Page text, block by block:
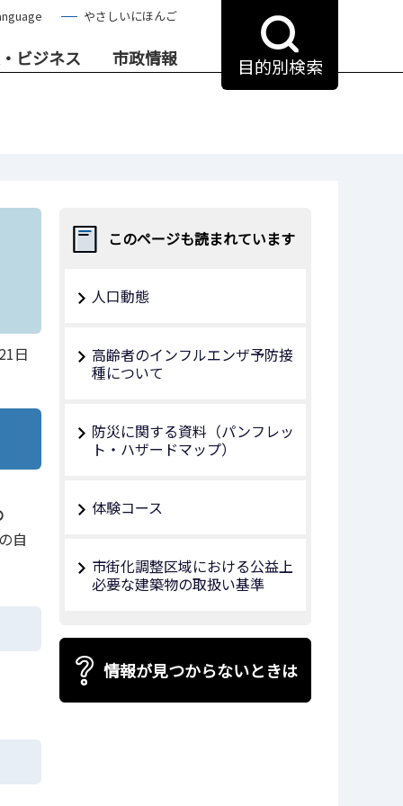
やさしいにほんご
ビジネス 市政情報 目的別検索
日
自
このページも読まれています
人口動態
高齢者のインフルエンザ予防接
種について
防災に関する資料（パンフレッ
ト・ハザードマップ）
体験コース
市街化調整区域における公益上
必要な建築物の取扱い基準
情報が見つからないときは